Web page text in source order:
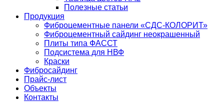
Полезные статьи
Продукция
Фиброцементные панели «СДС-КОЛОРИТ»
Фиброцементный сайдинг неокрашенный
Плиты типа ФАССТ
Подсистема для НВФ
Краски
Фибросайдинг
Прайс-лист
Объекты
Контакты